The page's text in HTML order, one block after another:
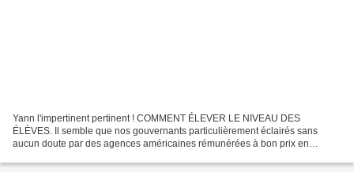
Yann l'impertinent pertinent ! COMMENT ÉLEVER LE NIVEAU DES
ÉLÈVES. Il semble que nos gouvernants particulièrement éclairés sans
aucun doute par des agences américaines rémunérées à bon prix en